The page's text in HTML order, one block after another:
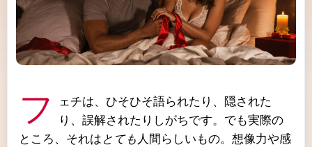
フェチは、ひそひそ語られたり、隠された
り、誤解されたりしがちです。でも実際の
ところ、それは とても 人間らしいもの。想像力や感